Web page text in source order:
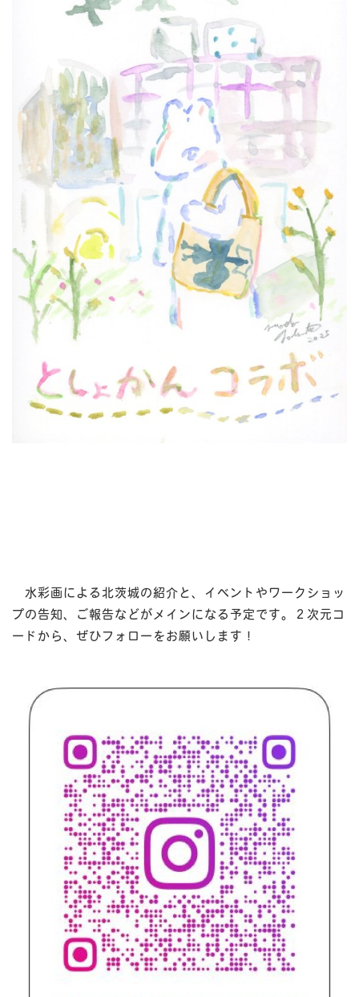
水彩画による北茨城の紹介と、イベントやワークショッ
プの告知、ご報告などがメインになる予定です。２次元コ
ードから、ぜひフォローをお願いします！